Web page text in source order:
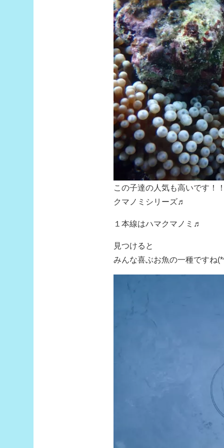
この子達の人気も高いです！
クマノミシリーズ♬
１本線はハマクマノミ♬
見つけると
みんな喜ぶお魚の一種ですね